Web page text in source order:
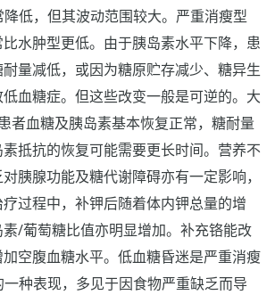
低，但其波动范围较大。严重消瘦型
水肿型更低。由于胰岛素水平下降，患
量减低，或因为糖原贮存减少、糖异生
血糖症。但这些改变一般是可逆的。大
者血糖及胰岛素基本恢复正常，糖耐量
抵抗的恢复可能需要更长时间。营养不
胰腺功能及糖代谢障碍亦有一定影响，
过程中，补钾后随着体内钾总量的增
/葡萄糖比值亦明显增加。补充铬能改
空腹血糖水平。低血糖昏迷是严重消瘦
种表现，多见于因食物严重缺乏而导